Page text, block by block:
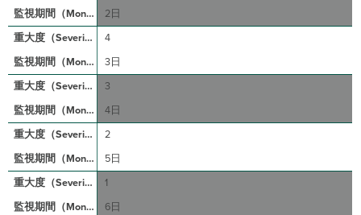
2日
4
3日
3
4日
2
5日
1
6日